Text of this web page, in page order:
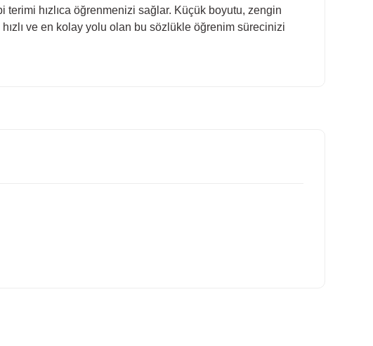
terimi hızlıca öğrenmenizi sağlar. Küçük boyutu, zengin
ve en kolay yolu olan bu sözlükle öğrenim sürecinizi